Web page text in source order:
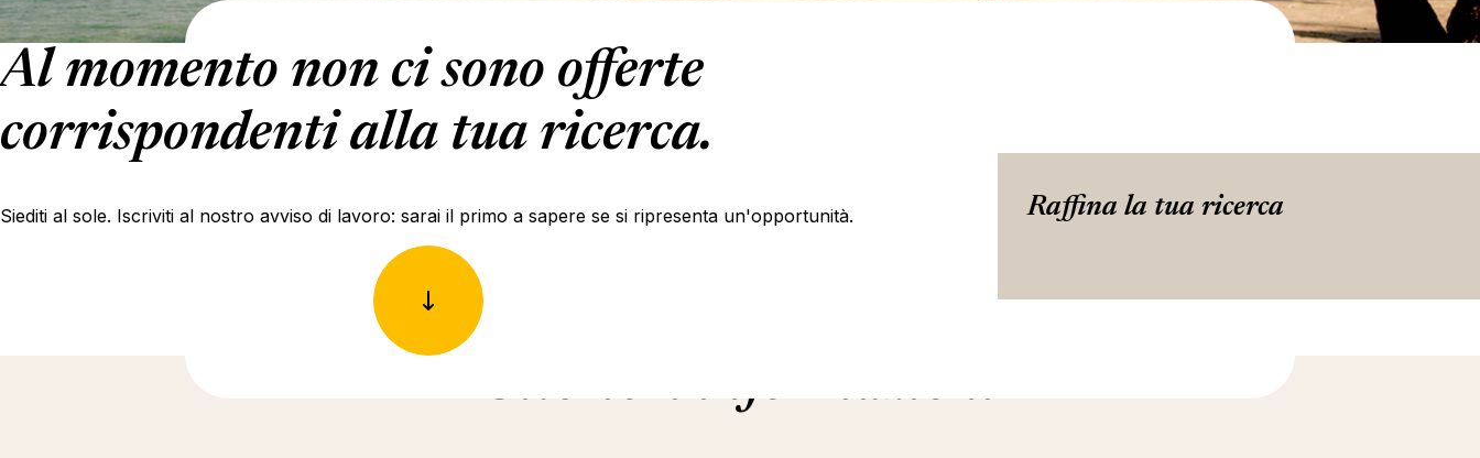
Al momento non ci sono offerte
corrispondenti alla tua ricerca.
Siediti al sole. Iscriviti al nostro avviso di lavoro: sarai il primo a sapere se si ripresenta un'opportunità. Raffina la tua ricerca
Ulteriori informazioni